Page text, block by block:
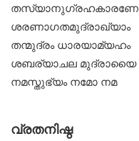
തസ്യാനുഗ്രഹകാരണേ
ശരണാഗതമുദ്രാഖ്യാം
തന്മുദ്രം ധാരയാമ്യഹം
ശബര്യാചല മുദ്രായൈ
നമസ്തുഭ്യം നമോ നമ
വ്രതനിഷ്ഠ